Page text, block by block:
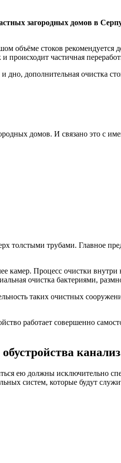
загородных домов в
объёме стоков
частичная
дополнительная очистка
домов. И связано это с
толстыми трубами. Главное
камер. Процесс очистки
очистка бактериями,
таких очистных
работает совершенно
ею должны исключительно
систем, которые будут